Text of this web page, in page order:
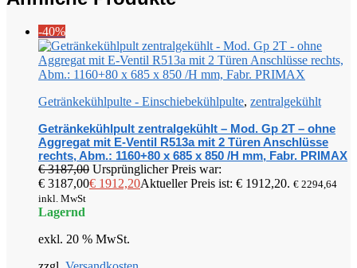
-40%
Getränkekühlpulte - Einschiebekühlpulte, zentralgekühlt
Getränkekühlpult zentralgekühlt – Mod. Gp 2T – ohne
Aggregat mit E-Ventil R513a mit 2 Türen Anschlüsse
rechts, Abm.: 1160+80 x 685 x 850 /H mm, Fabr. PRIMAX
€3187,00 Ursprünglicher Preis war:
€ 3187,00€ 1912,20Aktueller Preis ist: € 1912,20. € 2294,64
inkl. MwSt
Lagernd
exkl. 20 % MwSt.